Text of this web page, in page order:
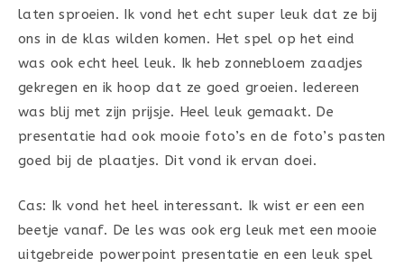
laten sproeien. Ik vond het echt super leuk dat ze bij
ons in de klas wilden komen. Het spel op het eind
was ook echt heel leuk. Ik heb zonnebloem zaadjes
gekregen en ik hoop dat ze goed groeien. Iedereen
was blij met zijn prijsje. Heel leuk gemaakt. De
presentatie had ook mooie foto’s en de foto’s pasten
goed bij de plaatjes. Dit vond ik ervan doei.
Cas: Ik vond het heel interessant. Ik wist er een een
beetje vanaf. De les was ook erg leuk met een mooie
uitgebreide powerpoint presentatie en een leuk spel